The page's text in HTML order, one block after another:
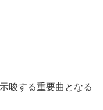
唆する重要曲となる